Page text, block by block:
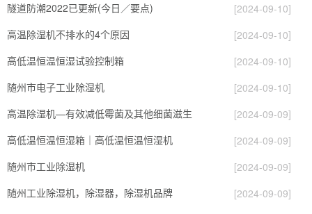
隧道防潮2022已更新(今日／要点)
[2024-09-10]
高温除湿机不排水的4个原因
[2024-09-10]
高低温恒温恒湿试验控制箱
[2024-09-10]
随州市电子工业除湿机
[2024-09-10]
高温除湿机—有效减低霉菌及其他细菌滋生
[2024-09-09]
高低温恒温恒湿箱｜高低温恒温恒湿机
[2024-09-09]
随州市工业除湿机
[2024-09-09]
随州工业除湿机，除湿器，除湿机品牌
[2024-09-09]